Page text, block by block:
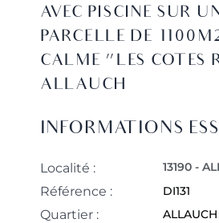
AVEC PISCINE SUR
PARCELLE DE
CALME "LES COTES
ALLAUCH
INFORMATIONS
Localité : 13190 -
Référence : DI131
Quartier : ALLAUCH